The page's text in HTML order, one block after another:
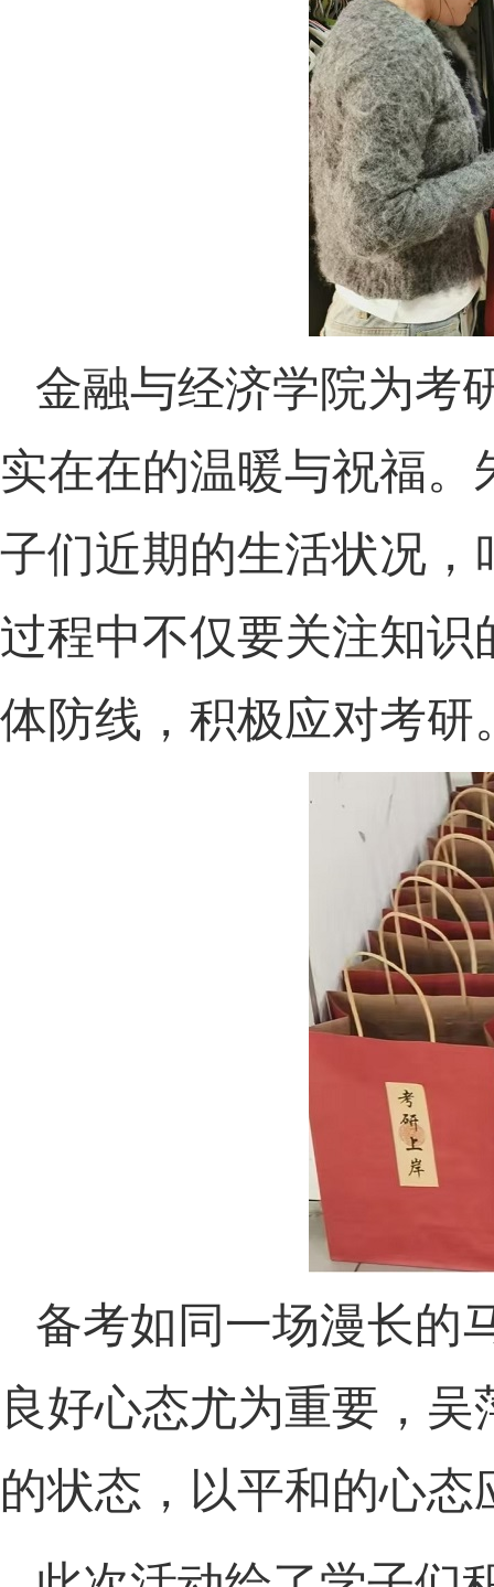
金融与经济学院为考
实在在的温暖与祝福
子们近期的生活状况
过程中不仅要关注知
体防线，积极应对考研
备考如同一场漫长的
良好心态尤为重要，
的状态，以平和的心态